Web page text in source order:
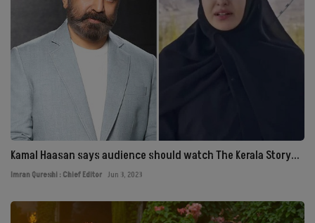
Kamal Haasan says audience should watch The Kerala Story...
Imran Qureshi : Chief Editor Jun 3, 2023